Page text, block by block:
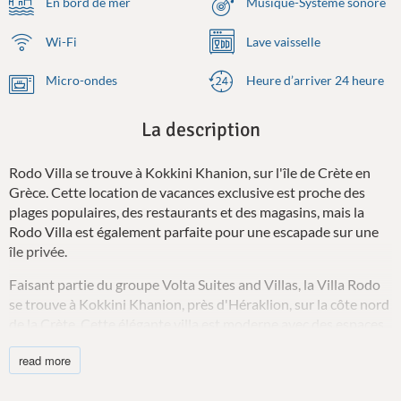
Wi-Fi Lave vaisselle
Micro-ondes Heure d’arriver 24 heure
La description
Rodo Villa se trouve à Kokkini Khanion, sur l'île de Crète en
Grèce. Cette location de vacances exclusive est proche des
plages populaires, des restaurants et des magasins, mais la
Rodo Villa est également parfaite pour une escapade sur une
île privée.
Faisant partie du groupe Volta Suites and Villas, la Villa Rodo
se trouve à Kokkini Khanion, près d'Héraklion, sur la côte nord
propres et ouverts et un mobilier et des finitions
contemporains et sophistiqués, qui lui confèrent une
read more